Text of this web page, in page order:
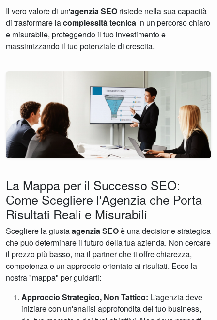
Il vero valore di un'agenzia SEO risiede nella sua capacità
di trasformare lacomplessità tecnica in un percorso chiaro
e misurabile, proteggendo il tuo investimento e
massimizzando il tuo potenziale di crescita.
La Mappa per il Successo SEO:
Come Scegliere l'Agenzia che Porta
Risultati Reali e Misurabili
Scegliere la giustaagenzia SEOè una decisione strategica
che può determinare il futuro della tua azienda. Non cercare
il prezzo più basso, ma il partner che ti offre chiarezza,
competenza e un approccio orientato ai risultati. Ecco la
nostra "mappa" per guidarti:
Approccio Strategico, Non Tattico: L'agenzia deve
iniziare con un'analisi approfondita del tuo business,